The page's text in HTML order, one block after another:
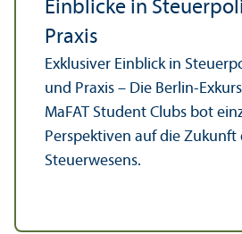
Einblicke in
Praxis
Exklusiver Einblick in
und Praxis – Die Berlin-
MaFAT Student Clubs bot
Perspektiven auf die Zukunft
Steuerwesens.